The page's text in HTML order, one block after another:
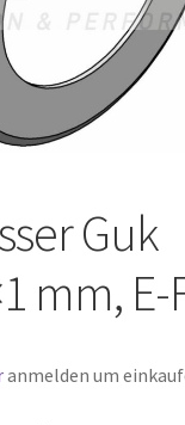
Guk
mm, E-
anmelden um